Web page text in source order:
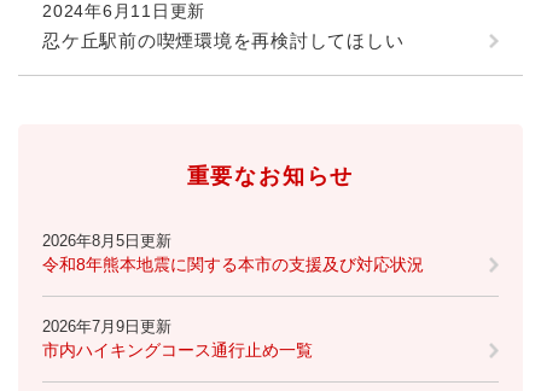
2024年6月11日更新
忍ケ丘駅前の喫煙環境を再検討してほしい
重要なお知らせ
2026年8月5日更新
令和8年熊本地震に関する本市の支援及び対応状況
2026年7月9日更新
市内ハイキングコース通行止め一覧